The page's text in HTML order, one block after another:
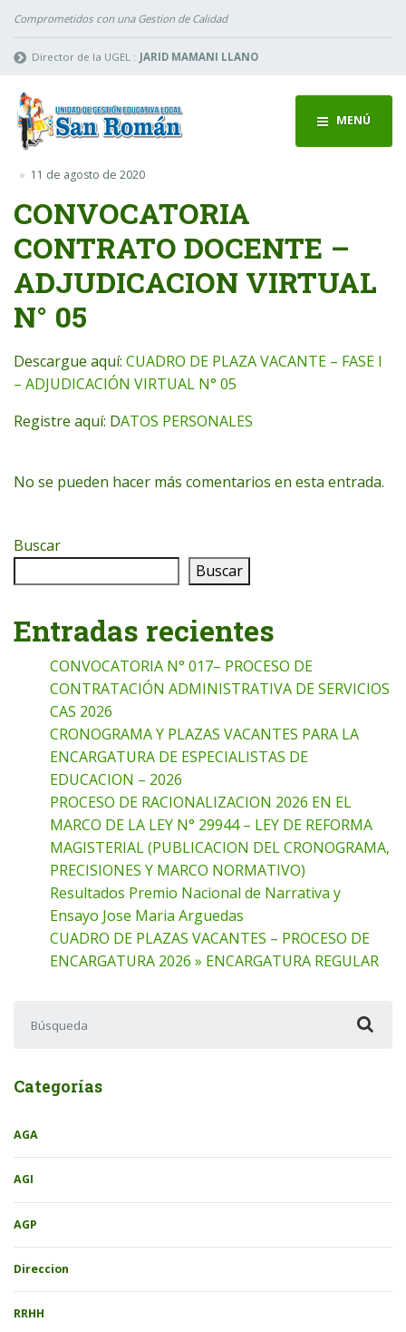
Comprometidos con una Gestion de Calidad
Director de la UGEL : JARID MAMANI LLANO
MENÚ
11 de agosto de 2020
CONVOCATORIA
CONTRATO DOCENTE –
ADJUDICACION VIRTUAL
N° 05
Descargue aquí: CUADRO DE PLAZA VACANTE – FASE I
– ADJUDICACIÓN VIRTUAL N° 05
Registre aquí: DATOS PERSONALES
No se pueden hacer más comentarios en esta entrada.
Buscar
Buscar
Entradas recientes
CONVOCATORIA N° 017– PROCESO DE
CONTRATACIÓN ADMINISTRATIVA DE SERVICIOS
CAS 2026
CRONOGRAMA Y PLAZAS VACANTES PARA LA
ENCARGATURA DE ESPECIALISTAS DE
EDUCACION – 2026
PROCESO DE RACIONALIZACION 2026 EN EL
MARCO DE LA LEY N° 29944 – LEY DE REFORMA
MAGISTERIAL (PUBLICACION DEL CRONOGRAMA,
PRECISIONES Y MARCO NORMATIVO)
Resultados Premio Nacional de Narrativa y
Ensayo Jose Maria Arguedas
CUADRO DE PLAZAS VACANTES – PROCESO DE
ENCARGATURA 2026 » ENCARGATURA REGULAR
Categorías
AGA
AGI
AGP
Direccion
RRHH